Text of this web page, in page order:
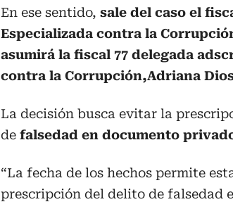
En ese sentido, sale del caso el
Especializada contra la
asumirá la fiscal 77 delegada
contra la Corrupción,Adriana
La decisión busca evitar la
de falsedad en documento
“La fecha de los hechos permite
prescripción del delito de falsedad